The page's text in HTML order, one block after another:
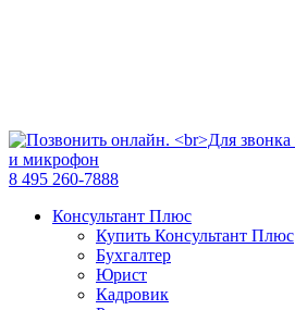
8 495 260-7888
Консультант Плюс
Купить Консультант Плюс
Бухгалтер
Юрист
Кадровик